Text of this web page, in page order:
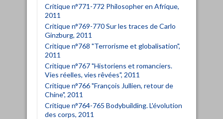
Critique n°771-772 Philosopher en Afrique,
2011
Critique n°769-770 Sur les traces de Carlo
Ginzburg, 2011
Critique n°768 "Terrorisme et globalisation",
2011
Critique n°767 "Historiens et romanciers.
Vies réelles, vies rêvées", 2011
Critique n°766 "François Jullien, retour de
Chine", 2011
Critique n°764-765 Bodybuilding. L'évolution
des corps, 2011